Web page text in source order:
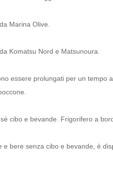
Marina Olive.
Komatsu Nord e Matsunoura.
essere prolungati per un tempo
cibo e bevande. Frigorifero a
e bere senza cibo e bevande, è